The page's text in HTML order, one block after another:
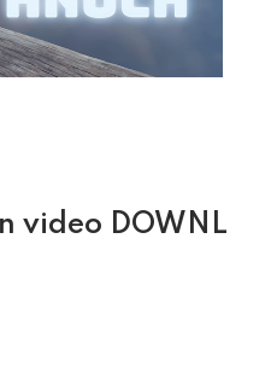
video DOWNL